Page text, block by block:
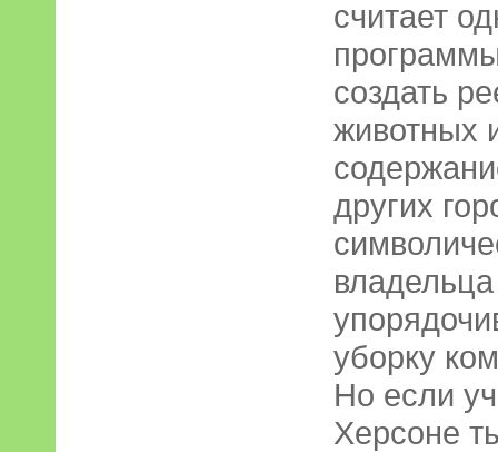
считает
создать
животных
других
уборку
Но если
Херсоне